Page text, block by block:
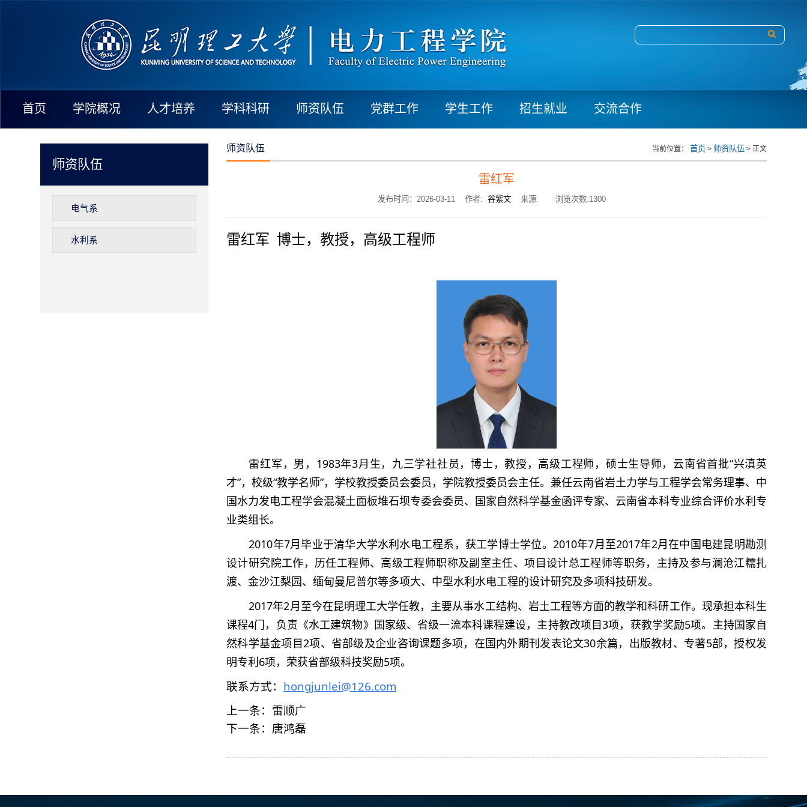
首页 学院概况 人才培养 学科科研 师资队伍 党群工作 学生工作 招生就业 交流合作
师资队伍
电气系
水利系
师资队伍 当前位置： 首页 > 师资队伍 > 正文
雷红军
发布时间：2026-03-11 作者: 谷紫文 来源: 浏览次数:1300
雷红军  博士，教授，高级工程师
雷红军，男，1983年3月生，九三学社社员，博士，教授，高级工程师，硕士生导师，云南省首批“兴滇英
才”，校级“教学名师”，学校教授委员会委员，学院教授委员会主任。兼任云南省岩土力学与工程学会常务理事、中
国水力发电工程学会混凝土面板堆石坝专委会委员、国家自然科学基金函评专家、云南省本科专业综合评价水利专
业类组长。
2010年7月毕业于清华大学水利水电工程系，获工学博士学位。2010年7月至2017年2月在中国电建昆明勘测
设计研究院工作，历任工程师、高级工程师职称及副室主任、项目设计总工程师等职务，主持及参与澜沧江糯扎
渡、金沙江梨园、缅甸曼尼普尔等多项大、中型水利水电工程的设计研究及多项科技研发。
2017年2月至今在昆明理工大学任教，主要从事水工结构、岩土工程等方面的教学和科研工作。现承担本科生
课程4门，负责《水工建筑物》国家级、省级一流本科课程建设，主持教改项目3项，获教学奖励5项。主持国家自
然科学基金项目2项、省部级及企业咨询课题多项，在国内外期刊发表论文30余篇，出版教材、专著5部，授权发
明专利6项，荣获省部级科技奖励5项。
联系方式： hongjunlei@126.com
上一条： 雷顺广
下一条： 唐鸿磊